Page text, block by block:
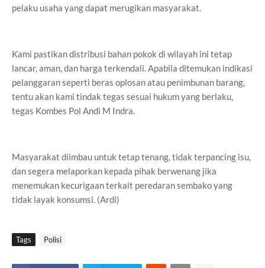
pelaku usaha yang dapat merugikan masyarakat.
Kami pastikan distribusi bahan pokok di wilayah ini tetap
lancar, aman, dan harga terkendali. Apabila ditemukan indikasi
pelanggaran seperti beras oplosan atau penimbunan barang,
tentu akan kami tindak tegas sesuai hukum yang berlaku,
tegas Kombes Pol Andi M Indra.
Masyarakat diimbau untuk tetap tenang, tidak terpancing isu,
dan segera melaporkan kepada pihak berwenang jika
menemukan kecurigaan terkait peredaran sembako yang
tidak layak konsumsi. (Ardi)
Tags Polisi